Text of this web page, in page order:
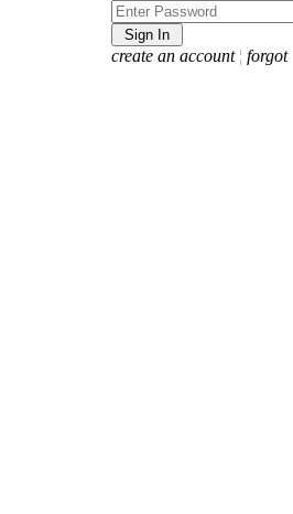
create an account ¦ forgot